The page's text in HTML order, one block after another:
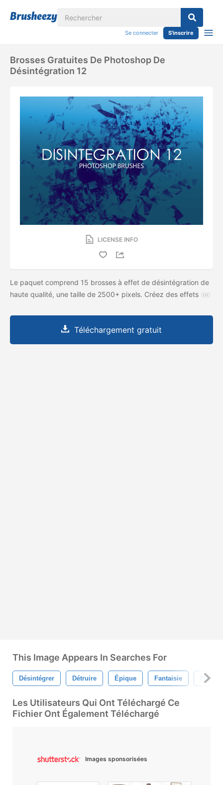
Se connecter S'inscrire
Brosses Gratuites De Photoshop De
Désintégration 12
LICENSE INFO
Le paquet comprend 15 brosses à effet de désintégration de
haute qualité, une taille de 2500+ pixels. Créez des effets
Téléchargement gratuit
This Image Appears In Searches For
Désintégrer Détruire Épique Fantaisie
Les Utilisateurs Qui Ont Téléchargé Ce
Fichier Ont Également Téléchargé
Images sponsorisées